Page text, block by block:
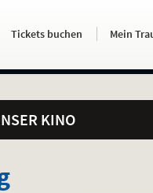
Aktuelles
HierTickets buchen . Mein
KINO